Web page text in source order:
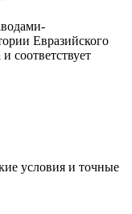
Евразийского
соответствует
условия и точные